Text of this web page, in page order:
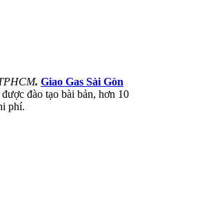
. Giao Gas Sài Gòn
đào tạo bài bản, hơn 10
phí.